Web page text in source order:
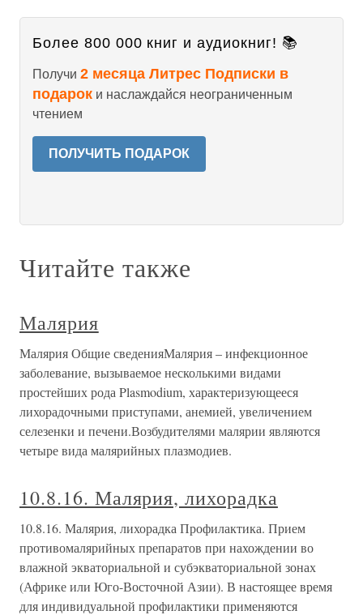
Более 800 000 книг и аудиокниг! 📚
Получи 2 месяца Литрес Подписки в
подарок и наслаждайся неограниченным
чтением
ПОЛУЧИТЬ ПОДАРОК
Читайте также
Малярия
Малярия Общие сведенияМалярия – инфекционное
заболевание, вызываемое несколькими видами
простейших рода Plasmodium, характеризующееся
лихорадочными приступами, анемией, увеличением
селезенки и печени.Возбудителями малярии являются
четыре вида малярийных плазмодиев.
10.8.16. Малярия, лихорадка
10.8.16. Малярия, лихорадка Профилактика. Прием
противомалярийных препаратов при нахождении во
влажной экваториальной и субэкваториальной зонах
(Африке или Юго-Восточной Азии). В настоящее время
для индивидуальной профилактики применяются